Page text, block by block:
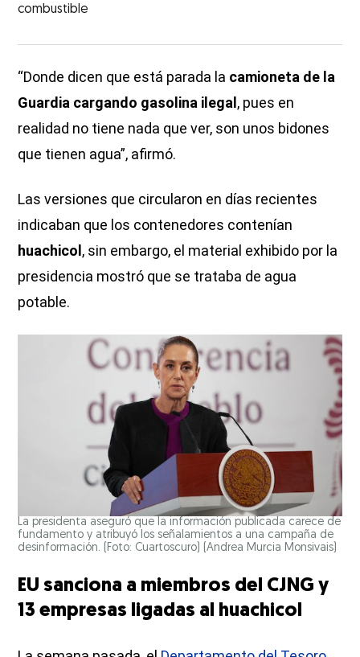
combustible
“Donde dicen que está parada la camioneta de la
Guardia cargando gasolina ilegal, pues en
realidad no tiene nada que ver, son unos bidones
que tienen agua”, afirmó.
Las versiones que circularon en días recientes
indicaban que los contenedores contenían
huachicol, sin embargo, el material exhibido por la
presidencia mostró que se trataba de agua
potable.
La presidenta aseguró que la información publicada carece de
fundamento y atribuyó los señalamientos a una campaña de
desinformación. (Foto: Cuartoscuro) (Andrea Murcia Monsivais)
EU sanciona a miembros del CJNG y
13 empresas ligadas al huachicol